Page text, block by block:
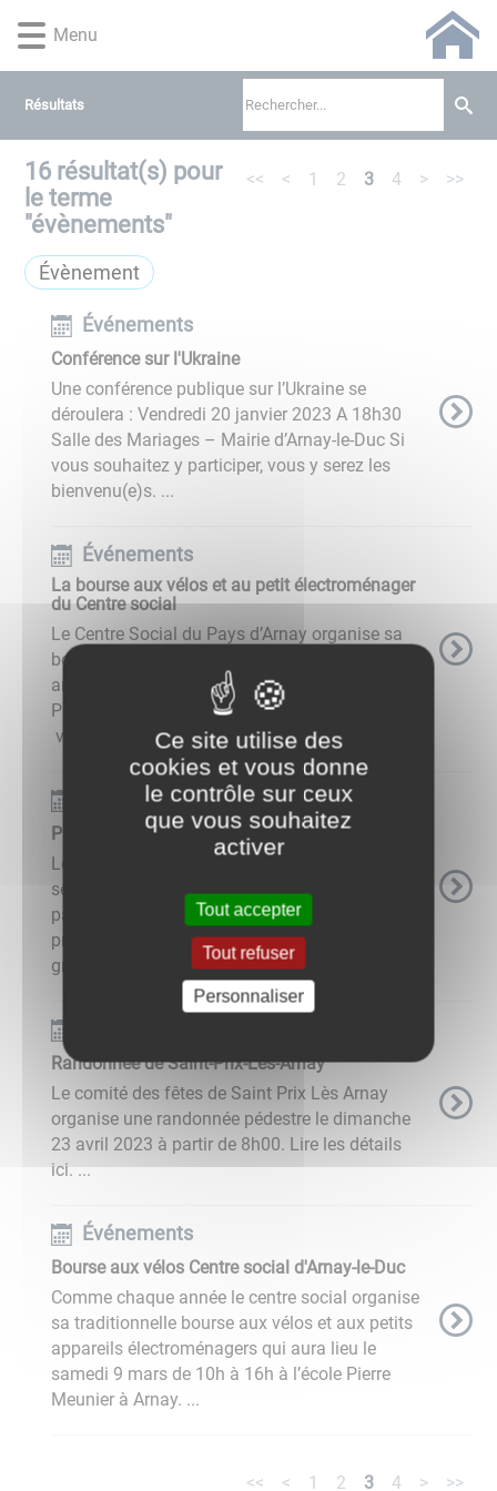
d'accès
menu
d'accès
contenu
principal
d'accès
recherche
d'accès
pied
de
page
Menu
Résultats
16 résultat(s) pour
le terme
"évènements"
<< < 1 2 3 4 > >>
Évènement
Événements
Conférence sur l'Ukraine
Une conférence publique sur l’Ukraine se
déroulera : Vendredi 20 janvier 2023 A 18h30
Salle des Mariages – Mairie d’Arnay-le-Duc Si
vous souhaitez y participer, vous y serez les
bienvenu(e)s. ...
Événements
La bourse aux vélos et au petit électroménager
du Centre social
Le Centre Social du Pays d’Arnay organise sa
bourse aux vélos et petits électroménagers
annuelle le samedi 4 mars 2023 à la salle
Pierre Meunier d'Arnay-le-duc Il sera possible de
vendre ou acheter ...
Événements
Présentation du dispositif "Bilan de santé"
Le Centre socila d'Arnay-le-Duc organise dans
ses locaux le mercredi 15 mars à 14h30, en
partenariat avec l’Assurance Maladie, une
présentation du « Bilan de santé » (dispositif
gratuit, voir ...
Randonnée de Saint-Prix-Les-Arnay
Le comité des fêtes de Saint Prix Lès Arnay
organise une randonnée pédestre le dimanche
23 avril 2023 à partir de 8h00. Lire les détails
ici. ...
Événements
Bourse aux vélos Centre social d'Arnay-le-Duc
Comme chaque année le centre social organise
sa traditionnelle bourse aux vélos et aux petits
appareils électroménagers qui aura lieu le
samedi 9 mars de 10h à 16h à l’école Pierre
Meunier à Arnay. ...
<< < 1 2 3 4 > >>
Ce site utilise des
cookies et vous donne
le contrôle sur ceux
que vous souhaitez
activer
Tout accepter
Tout refuser
Personnaliser